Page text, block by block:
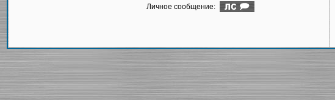
Личное сообщение: